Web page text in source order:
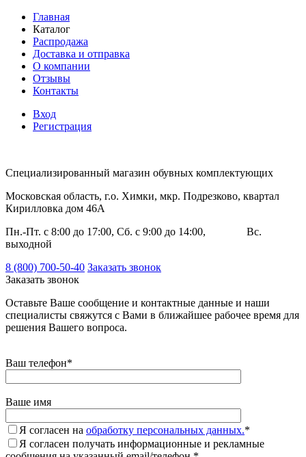
Главная
Каталог
Распродажа
Доставка и отправка
О компании
Отзывы
Контакты
Вход
Регистрация
Специализированный магазин обувных комплектующих
Московская область, г.о. Химки, мкр. Подрезково, квартал
Кирилловка дом 46А
Пн.-Пт. с 8:00 до 17:00, Сб. с 9:00 до 14:00, Вс.
выходной
8 (800) 700-50-40 Заказать звонок
Заказать звонок
Оставьте Ваше сообщение и контактные данные и наши
специалисты свяжутся с Вами в ближайшее рабочее время для
решения Вашего вопроса.
Ваш телефон*
Ваше имя
Я согласен на обработку персональных данных.*
Я согласен получать информационные и рекламные